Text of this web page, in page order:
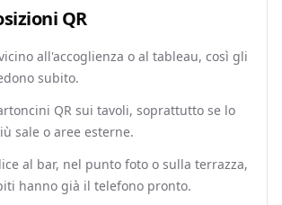
QR
all'accoglienza o al tableau, così gli
subito.
QR sui tavoli, soprattutto se lo
sale o aree esterne.
al bar, nel punto foto o sulla terrazza,
hanno già il telefono pronto.